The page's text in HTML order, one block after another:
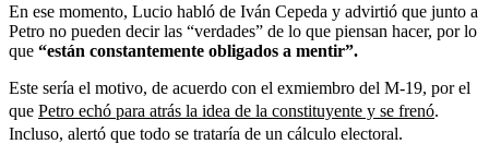
En ese momento, Lucio habló de Iván Cepeda y advirtió que junto a
Petro no pueden decir las “verdades” de lo que piensan hacer, por lo
que “están constantemente obligados a mentir”.
Este sería el motivo, de acuerdo con el exmiembro del M-19, por el
que Petro echó para atrás la idea de la constituyente y se frenó.
Incluso, alertó que todo se trataría de un cálculo electoral.